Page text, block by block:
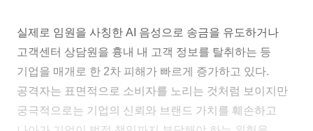
실제로 임원을 사칭한 AI 음성으로 송금을 유도하거나
고객센터 상담원을 흉내 내 고객 정보를 탈취하는 등
기업을 매개로 한 2차 피해가 빠르게 증가하고 있다.
공격자는 표면적으로 소비자를 노리는 것처럼 보이지만
궁극적으로는 기업의 신뢰와 브랜드 가치를 훼손하고